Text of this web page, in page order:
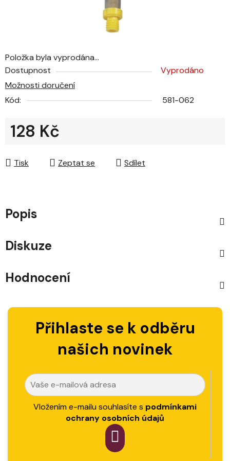
Položka byla vyprodána…
Dostupnost
Vyprodáno
Možnosti doručení
Kód:
581-062
128 Kč
Tisk
Zeptat se Sdílet
Popis
Diskuze
Hodnocení
Přihlaste se k odběru
našich novinek
Vložením e-mailu souhlasíte s podmínkami
ochrany osobních údajů
PŘIHLÁSIT